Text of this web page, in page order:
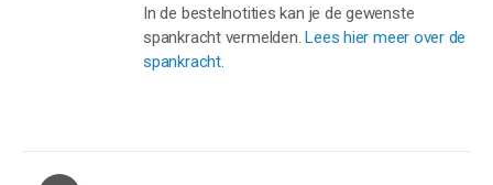
In de bestelnotities kan je de gewenste
spankracht vermelden. Lees hier meer over de
spankracht.